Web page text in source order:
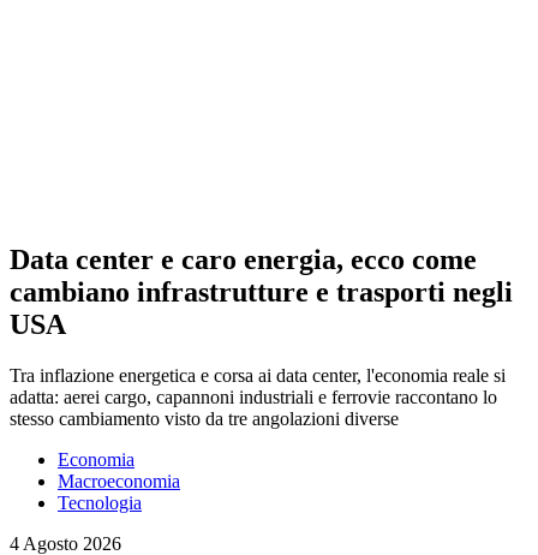
Data center e caro energia, ecco come
cambiano infrastrutture e trasporti negli
USA
Tra inflazione energetica e corsa ai data center, l'economia reale si
adatta: aerei cargo, capannoni industriali e ferrovie raccontano lo
stesso cambiamento visto da tre angolazioni diverse
Economia
Macroeconomia
Tecnologia
4 Agosto 2026